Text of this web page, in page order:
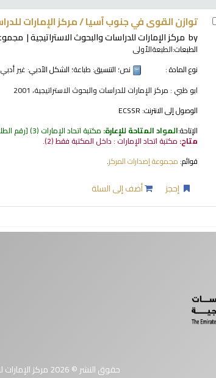
توازن القوى في جنوب آسيا /مركز الإمارات
by مركز الإمارات للدراسات والبحوث الاستراتيجية
الطبعات:الطبعةالأولى
نوع المادة :
نص؛ التنسيق: طباعة؛ الشكل الأدبي: غير أدبي
ابو ظبي : مركز الإمارات للدراسات والبحوث الاستراتيجية، 2001
الوصول إلى الانترنت: ECSSR
الإتاحة:المواد المتاحة للإعارة: مكتبة اتحاد الإمارات (3) رقم
متاح: مكتبة اتحاد الإمارات : داخل المكتبة فقط(2).
قوائم: مجموعة إصدارات المركز.
إحجز أضف إلى السلة
حقوق النشر © 2026 مركز الإمارات للدراسات والبحوث الاستراتيجية جميع الحقوق محفوظة